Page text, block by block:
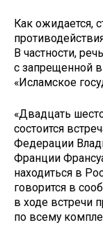
Как ожидается,
В частности,
с запрещенной
«Исламское
«Двадцать
состоится
Федерации
Франции
находиться в
говорится в
в ходе встречи
по всему